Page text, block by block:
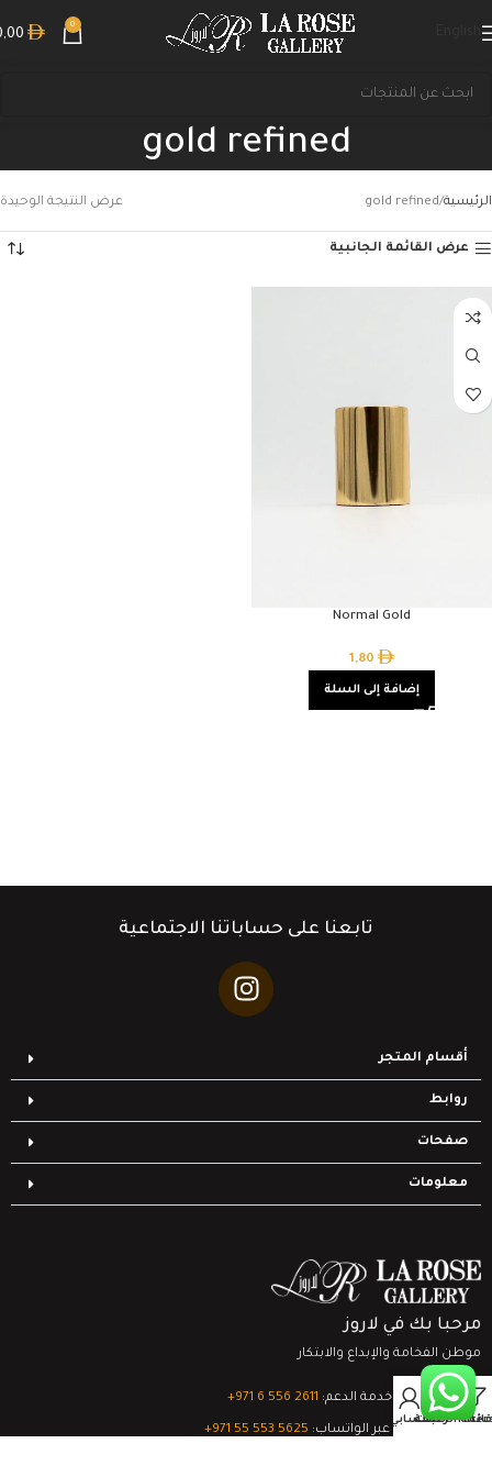
0
gold refined
الرئيسية gold refined عرض النتيجة الوحيدة
عرض القائمة الجانبية
Normal Gold
1,80
إضافة إلى السلة
تابعنا على حساباتنا الاجتماعية
أقسام المتجر
روابط
صفحات
معلومات
مرحبا بك في لاروز
موطن الفخامة والإبداع والابتكار
تواصل مع خدمة الدعم: ‎+971 6 556 2611
الدعم الفني عبر الواتساب: ‎+971 55 553 5625
قائمة الرغبات
0
السلةحسابي